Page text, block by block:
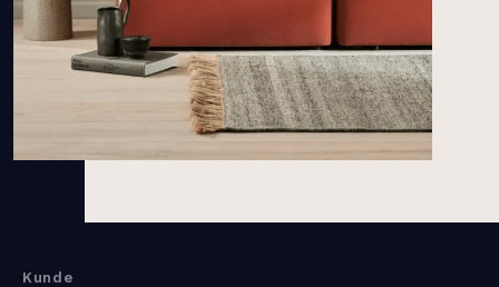
Tlf. 71 99 48 16
kontakt@wexo.dk
Kunde